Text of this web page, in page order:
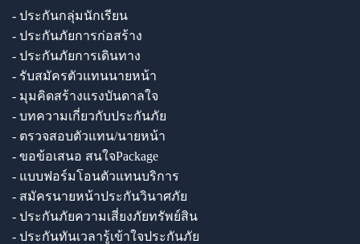
- ประกันกลุ่มนักเรียน
- ประกันภัยการก่อสร้าง
- ประกันภัยการเดินทาง
- รับสมัครตัวแทนนายหน้า
- มุมคิดสร้างแรงบันดาลใจ
- บทความเกี่ยวกับประกันภัย
- ตรวจสอบตัวแทน/นายหน้า
- ขอข้อเสนอ สนใจPackage
- แบบฟอร์มโอนตัวแทนบริการ
- สมัครนายหน้าประกันวินาศภัย
- ประกันภัยความเสี่ยงภัยทรัพย์สิน
- ประกันทันเวลารู้เข้าใจประกันภัย